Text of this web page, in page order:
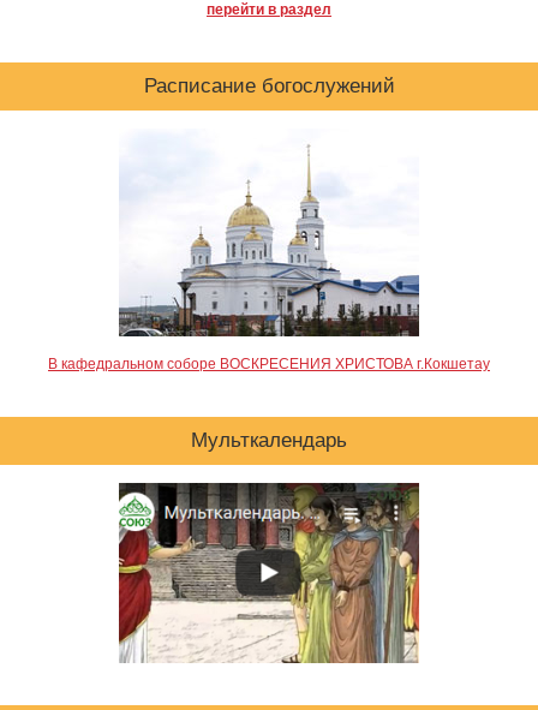
перейти в раздел
Расписание богослужений
В кафедральном соборе ВОСКРЕСЕНИЯ ХРИСТОВА г.Кокшетау
Мульткалендарь